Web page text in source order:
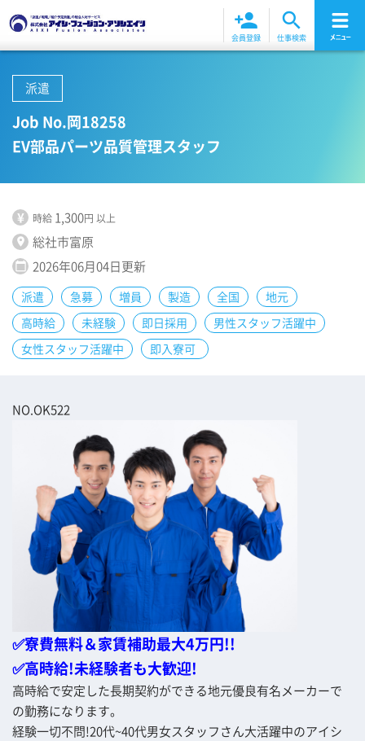
person_add
会員登録
search
仕事検索
派遣
Job No.岡18258
EV部品パーツ品質管理スタッフ
¥ 時給 1,300円 以上
location_on 総社市富原
calendar_today 2026年06月04日更新
派遣 急募 増員 製造 全国
地元
高時給
未経験 即日採用
男性スタッフ活躍中
女性スタッフ活躍中
即入寮可
NO.OK522
✅寮費無料＆家賃補助最大4万円!!
✅高時給!未経験者も大歓迎!
高時給で安定した長期契約ができる地元優良有名メーカーで
の勤務になります。
経験一切不問!20代~40代男女スタッフさん大活躍中のアイシ